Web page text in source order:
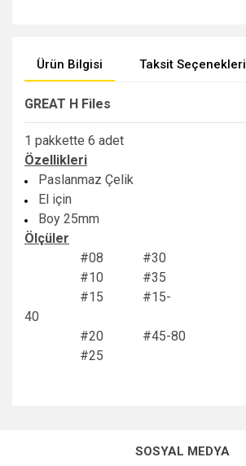
Ürün Bilgisi Taksit Seçenekleri
GREAT H Files
1 pakkette 6 adet
Özellikleri
Paslanmaz Çelik
El için
Boy 25mm
Ölçüler
#08 #30
#10 #35
#15 #15-
40
#20 #45-80
#25
SOSYAL MEDYA